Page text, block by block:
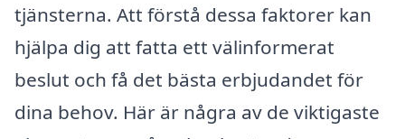
tjänsterna. Att förstå dessa faktorer kan
hjälpa dig att fatta ett välinformerat
beslut och få det bästa erbjudandet för
dina behov. Här är några av de viktigaste